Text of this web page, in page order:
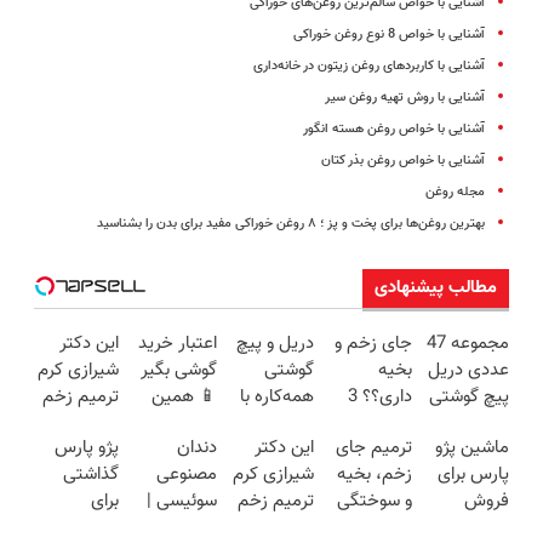
آشنایی با خواص 8 نوع روغن خوراکی
آشنایی با کاربردهای روغن زیتون در خانه‌داری
آشنایی با روش تهیه روغن سیر
آشنایی با خواص روغن هسته انگور
آشنایی با خواص روغن بذر کتان
مجله روغن
بهترین روغن‌ها برای پخت و پز ؛ ۸ روغن خوراکی مفید برای بدن را بشناسید
مطالب پیشنهادی
مجموعه 47
عددی دریل
پیچ گوشتی
(تخفیف به
مدت
محدود)
جای زخم و
بخیه
داری؟؟ 3
محوش کن!
دریل و پیچ
گوشتی
همه‌کاره با
هوشمند ⚙️
(نصف
قیمت بازار
اعتبار خرید
گوشی بگیر
📱 همین
درخواست
اعتبار بده
🎯
این دکتر
شیرازی کرم
ترمیم زخم
ساخت!!!
ماشین پژو
پارس برای
فروش
ترمیم جای
زخم، بخیه
و سوختگی
این دکتر
شیرازی کرم
ترمیم زخم
دندان
مصنوعی
سوئیسی |
پژو پارس
گذاشتی
برای